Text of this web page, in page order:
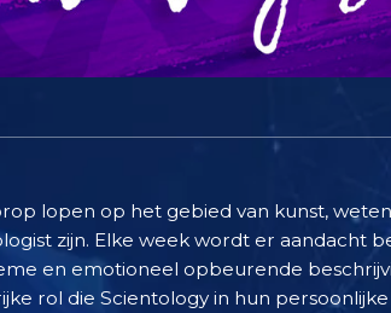
lopen op het gebied van kunst,
zijn. Elke week wordt er aandacht
en emotioneel opbeurende
rol die Scientology in hun